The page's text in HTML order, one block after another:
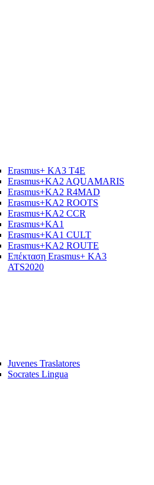
Erasmus+ KA3 T4E
Erasmus+KA2 AQUAMARIS
Εrasmus+KA2 R4MAD
Erasmus+KA2 ROOTS
Erasmus+KA2 CCR
Erasmus+KA1
Erasmus+KA1 CULT
Erasmus+KA2 ROUTE
Επέκταση Erasmus+ KA3
ATS2020
Juvenes Traslatores
Socrates Lingua